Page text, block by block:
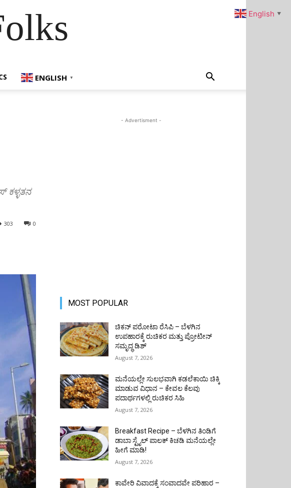
ENGLISH ▼
ಕಳ್ಳತನ
0
303
- Advertisment -
MOST POPULAR
ಚಿಕನ್ ಪರೋಟಾ ರೆಸಿಪಿ – ಬೆಳಗಿನ
ಉಪಹಾರಕ್ಕೆ ರುಚಿಕರ ಮತ್ತು ಪ್ರೋಟೀನ್‌
ಸಮೃದ್ಧ ಡಿಶ್
August 7, 2026
ಮನೆಯಲ್ಲೇ ಸುಲಭವಾಗಿ ಕಡಲೆಕಾಯಿ ಚಿಕ್ಕಿ
ಮಾಡುವ ವಿಧಾನ – ಕೇವಲ ಕೆಲವು
ಪದಾರ್ಥಗಳಲ್ಲಿ ರುಚಿಕರ ಸಿಹಿ
August 7, 2026
Breakfast Recipe – ಬೆಳಗಿನ ತಿಂಡಿಗೆ
ಡಾಬಾ ಸ್ಟೈಲ್ ಪಾಲಕ್ ಕಿಚಡಿ ಮನೆಯಲ್ಲೇ
ಹೀಗೆ ಮಾಡಿ!
August 7, 2026
ಕಾವೇರಿ ವಿವಾದಕ್ಕೆ ಸಂವಾದವೇ ಪರಿಹಾರ –
English ▼